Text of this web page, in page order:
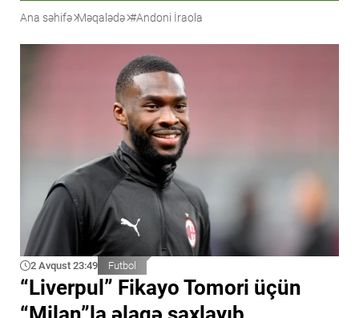
Ana səhifə Məqalədə #Andoni İraola
2 Avqust 23:49 Futbol
“Liverpul” Fikayo Tomori üçün